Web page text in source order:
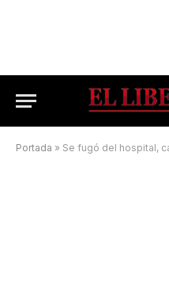
Portada » Se fugó del hospital, cargó nafta